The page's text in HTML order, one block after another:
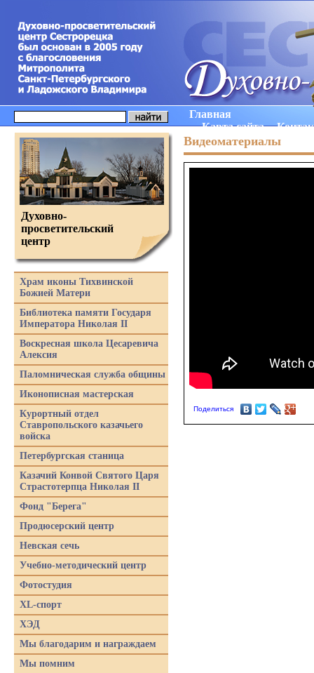
Главная
Карта сайта
Видеоматериалы
Поделиться
Духовно-
просветительский
центр
Храм иконы Тихвинской
Божией Матери
Библиотека памяти Государя
Императора Николая II
Воскресная школа Цесаревича
Алексия
Паломническая служба общины
Иконописная мастерская
Курортный отдел
Ставропольского казачьего
войска
Петербургская станица
Казачий Конвой Святого Царя
Страстотерпца Николая II
Фонд "Берега"
Продюсерский центр
Невская сечь
Учебно-методический центр
Фотостудия
XL-спорт
ХЭД
Мы благодарим и награждаем
Мы помним